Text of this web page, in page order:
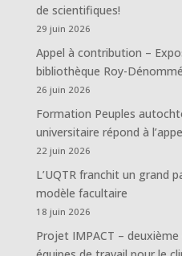
de scientifiques!
29 juin 2026
Appel à contribution –
bibliothèque Roy-Dénommé
26 juin 2026
Formation Peuples
universitaire répond à
22 juin 2026
L’UQTR franchit un grand
modèle facultaire
18 juin 2026
Projet IMPACT –